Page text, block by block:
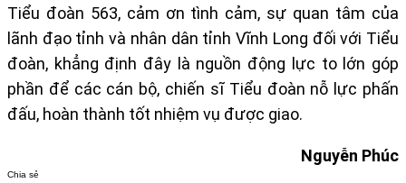
Tiểu đoàn 563, cảm ơn tình cảm, sự quan tâm của
lãnh đạo tỉnh và nhân dân tỉnh Vĩnh Long đối với Tiểu
đoàn, khẳng định đây là nguồn động lực to lớn góp
phần để các cán bộ, chiến sĩ Tiểu đoàn nỗ lực phấn
đấu, hoàn thành tốt nhiệm vụ được giao.
Nguyễn Phúc
Chia sẻ